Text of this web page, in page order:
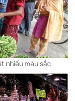
nhiều màu sắc